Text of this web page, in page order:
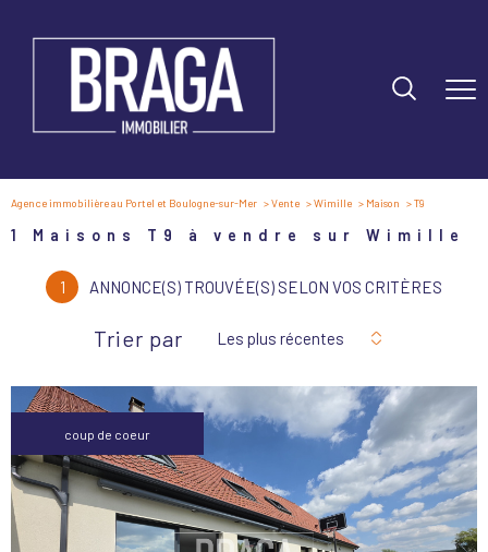
Agence immobilière au Portel et Boulogne-sur-Mer Vente Wimille Maison T9
1 Maisons T9 à vendre sur Wimille
1 ANNONCE(S) TROUVÉE(S) SELON VOS CRITÈRES
Trier par Les plus récentes
coup de coeur